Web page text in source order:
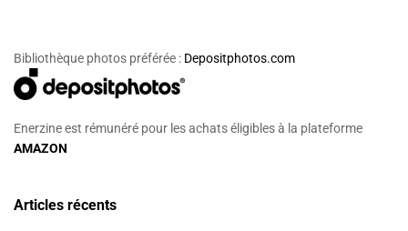
Bibliothèque photos préférée : Depositphotos.com
Enerzine est rémunéré pour les achats éligibles à la plateforme
AMAZON
Articles récents